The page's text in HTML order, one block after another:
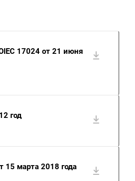
17024 от 21 июня
год
15 марта 2018 года